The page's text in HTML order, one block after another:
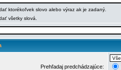
ktorékoľvek slovo alebo výraz ak je zadaný.
všetky slová.
Prehľadaj predchádzajúce: